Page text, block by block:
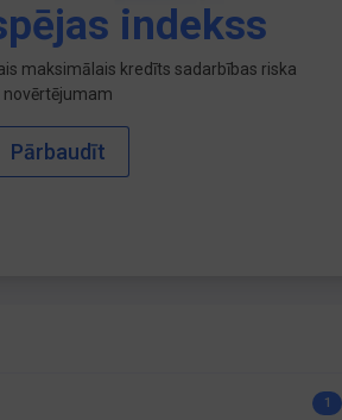
indekss
maksimālais kredīts sadarbības riska
novērtējumam
Pārbaudīt
1